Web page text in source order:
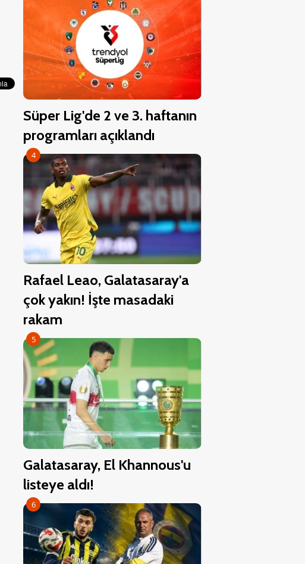
Süper Lig'de 2 ve 3. haftanın
programları açıklandı
4
Rafael Leao, Galatasaray'a
çok yakın! İşte masadaki
rakam
5
Galatasaray, El Khannous'u
listeye aldı!
6